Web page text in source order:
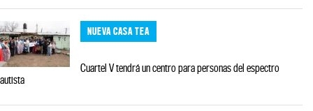
NUEVA CASA TEA
Cuartel V tendrá un centro para personas del espectro
autista